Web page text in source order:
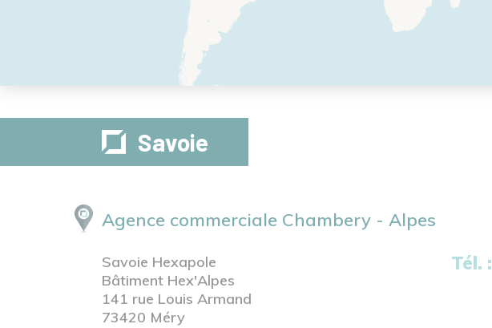
Savoie
Agence commerciale Chambery - Alpes
Savoie Hexapole
Bâtiment Hex'Alpes
141 rue Louis Armand
73420 Méry
Tél.